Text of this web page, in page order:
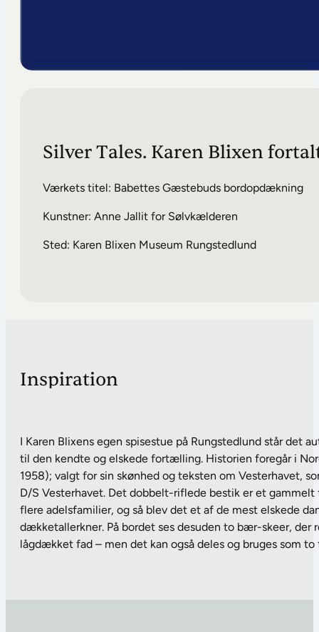
SilverTales. Karen Blixen
Værkets titel: Babettes Gæstebuds bordopdækning
Kunstner: Anne Jallit for Sølvkælderen
Sted: Karen Blixen Museum Rungstedlund
Inspiration
I Karen Blixens egen spisestue på Rungstedlund står
til den kendte og elskede fortælling. Historien foregår i
1958); valgt for sin skønhed og teksten om Vesterhavet,
D/S Vesterhavet. Det dobbelt-riflede bestik er et
flere adelsfamilier, og så blev det et af de mest elskede
dækketallerkner. På bordet ses desuden to bær-skeer,
lågdækket fad – men det kan også deles og bruges som